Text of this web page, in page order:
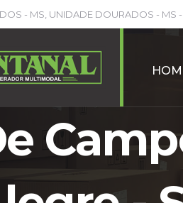
- MS, UNIDADE DOURADOS - MS -